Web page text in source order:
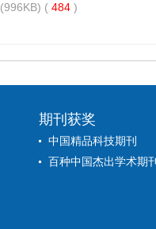
(996KB) ( 484 )
期刊获奖
中国精品科技期刊
百种中国杰出学术期